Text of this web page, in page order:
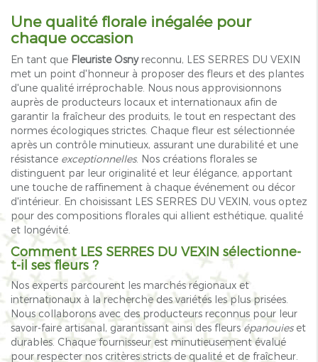
Une qualité florale inégalée pour
chaque occasion
En tant que Fleuriste Osnyreconnu, LES SERRES DU VEXIN
met un point d'honneur à proposer des fleurs et des plantes
d'une qualité irréprochable. Nous nous approvisionnons
auprès de producteurs locaux et internationaux afin de
garantir la fraîcheur des produits, le tout en respectant des
normes écologiques strictes. Chaque fleur est sélectionnée
après un contrôle minutieux, assurant une durabilité et une
résistance exceptionnelles. Nos créations florales se
distinguent par leur originalité et leur élégance, apportant
une touche de raffinement à chaque événement ou décor
d'intérieur. En choisissant LES SERRES DU VEXIN, vous optez
pour des compositions florales qui allient esthétique, qualité
et longévité.
Comment LES SERRES DU VEXIN sélectionne-
t-il ses fleurs ?
Nos experts parcourent les marchés régionaux et
internationaux à la recherche des variétés les plus prisées.
Nous collaborons avec des producteurs reconnus pour leur
savoir-faire artisanal, garantissant ainsi des fleursépanouieset
durables. Chaque fournisseur est minutieusement évalué
pour respecter nos critères stricts de qualité et de fraîcheur.